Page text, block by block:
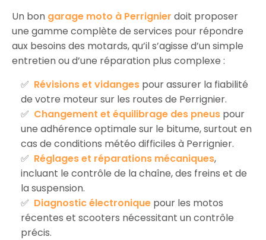
Un bon garage moto à Perrignier doit proposer
une gamme complète de services pour répondre
aux besoins des motards, qu’il s’agisse d’un simple
entretien ou d’une réparation plus complexe :
Révisions et vidanges pour assurer la fiabilité
de votre moteur sur les routes de Perrignier.
Changement et équilibrage des pneus pour
une adhérence optimale sur le bitume, surtout en
cas de conditions météo difficiles à Perrignier.
Réglages et réparations mécaniques,
incluant le contrôle de la chaîne, des freins et de
la suspension.
Diagnostic électronique pour les motos
récentes et scooters nécessitant un contrôle
précis.